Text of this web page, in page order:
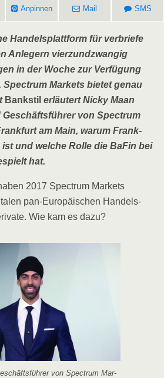
Anpin­nen Mail SMS
Han­dels­platt­form für ver­brie­fe
Anle­gern vier­z­und­zwan­gig
in der Woche zur Ver­fü­gung
Mar­kets bie­tet genau
Bank­stil erläu­tert Nicky Maan
Geschäfts­füh­rer von Spec­trum
am Main, war­um Frank­
und wel­che Rol­le die BaFin bei
hat.
2017 Spec­trum Mar­kets
pan-Euro­päi­schen Han­dels­
Wie kam es dazu?
von Spec­trum Mar­